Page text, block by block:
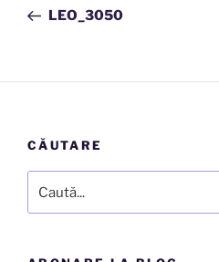
articole
anterior
LEO_3050
CĂUTARE
după: